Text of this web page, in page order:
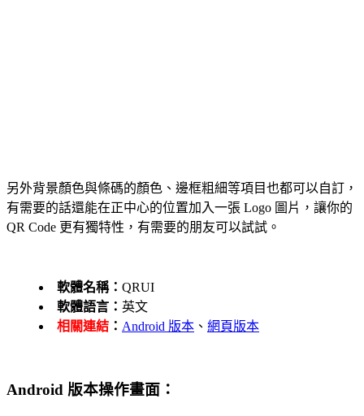
另外背景顏色與條碼的顏色、邊框粗細等項目也都可以自訂，
有需要的話還能在正中心的位置加入一張 Logo 圖片，讓你的
QR Code 更有獨特性，有需要的朋友可以試試。
軟體名稱： QRUI
軟體語言： 英文
相關連結 ： Android 版本 、 網頁版本
Android 版本操作畫面：